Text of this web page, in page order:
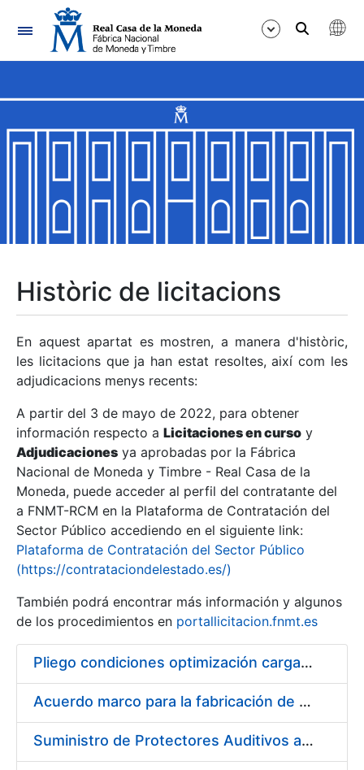
Navegació
Mostra/Amaga
Mostra/Amaga
Mostra/Amaga
Mostra/Amaga
Mostra/Amaga
Mostra/Amaga
Històric de licitacions
En aquest apartat es mostren, a manera d'històric,
les licitacions que ja han estat resoltes, així com les
adjudicacions menys recents:
A partir del 3 de mayo de 2022, para obtener
información respecto a Licitaciones en curso y
Adjudicaciones ya aprobadas por la Fábrica
Nacional de Moneda y Timbre - Real Casa de la
Moneda, puede acceder al perfil del contratante del
a FNMT-RCM en la Plataforma de Contratación del
Sector Público accediendo en el siguiente link:
Plataforma de Contratación del Sector Público
(https://contrataciondelestado.es/)
También podrá encontrar más información y algunos
de los procedimientos en portallicitacion.fnmt.es
Pliego condiciones optimización cargas compras firmado
Acuerdo marco para la fabricación de piezas
Suministro de Protectores Auditivos a medida para las personas trabajadoras de los Centros de Trabajo de Madrid y Burgos